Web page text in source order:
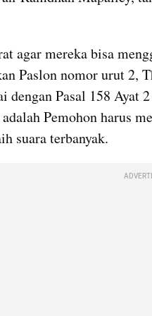
agar mereka bisa
Paslon nomor urut 2,
dengan Pasal 158 Ayat
Pemohon harus
suara terbanyak.